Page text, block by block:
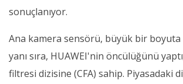
sonuçlanıyor.
Ana kamera sensörü, büyük bir boyuta
yanı sıra, HUAWEI'nin öncülüğünü
filtresi dizisine (CFA) sahip. Piyasadaki